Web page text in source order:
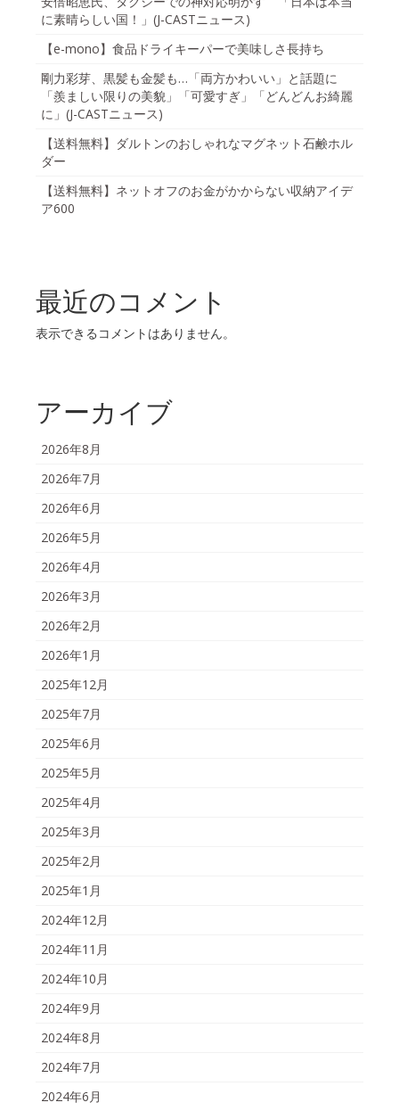
に素晴らしい国！」(J-CASTニュース)
【e-mono】食品ドライキーパーで美味しさ長持ち
剛力彩芽、黒髪も金髪も…「両方かわいい」と話題に
「羨ましい限りの美貌」「可愛すぎ」「どんどんお綺麗
に」(J-CASTニュース)
【送料無料】ダルトンのおしゃれなマグネット石鹸ホル
ダー
【送料無料】ネットオフのお金がかからない収納アイデ
ア600
最近のコメント
表示できるコメントはありません。
アーカイブ
2026年8月
2026年7月
2026年6月
2026年5月
2026年4月
2026年3月
2026年2月
2026年1月
2025年12月
2025年7月
2025年6月
2025年5月
2025年4月
2025年3月
2025年2月
2025年1月
2024年12月
2024年11月
2024年10月
2024年9月
2024年8月
2024年7月
2024年6月